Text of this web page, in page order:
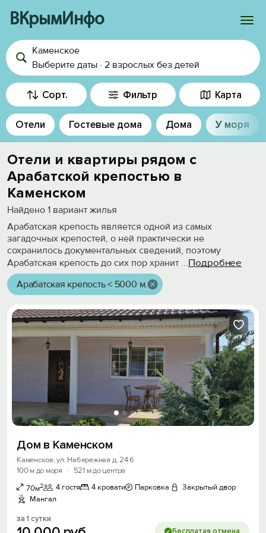
ВКрымИнфо
Войти
Избранное
История просмотра
Каменское
Выберите даты · 2 взрослых без детей
Сорт. Фильтр Карта
Отели Гостевые дома Дома У моря
Отели и квартиры рядом с
Арабатской крепостью в
Каменском
Найдено 1 вариант жилья
Арабатская крепость является одной из самых
загадочных крепостей, о ней практически не
сохранилось документальных сведений, поэтому
Арабатская крепость до сих пор хранит ...Подробнее
Арабатская крепость < 5000 м.
Дом в Каменском
Каменское, ул. Набережная д. 24 б
100 м до моря
·
521 м до центра
70м2 4 гостя 4 кровати Парковка
Закрытый двор
Мангал
за 1 сутки